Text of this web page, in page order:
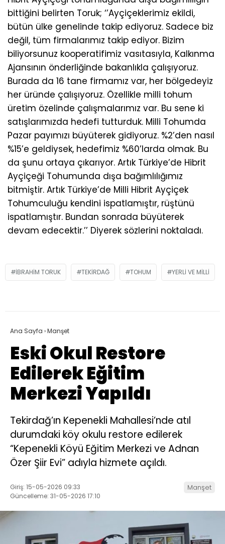
bittiğini belirten Toruk; ‘’Ayçiçeklerimiz ekildi,
bütün ülke genelinde takip ediyoruz. Sadece biz
değil, tüm firmalarımız takip ediyor. Bizim
biliyorsunuz kooperatifimiz vasıtasıyla, Kalkınma
Ajansının önderliğinde bakanlıkla çalışıyoruz.
Burada da 16 tane firmamız var, her bölgedeyiz
her üründe çalışıyoruz. Özellikle milli tohum
üretim özelinde çalışmalarımız var. Bu sene ki
satışlarımızda hedefi tutturduk. Milli Tohumda
Pazar payımızı büyüterek gidiyoruz. %2’den nasıl
%15’e geldiysek, hedefimiz %60’larda olmak. Bu
da şunu ortaya çıkarıyor. Artık Türkiye’de Hibrit
Ayçiçeği Tohumunda dışa bağımlılığımız
bitmiştir. Artık Türkiye’de Milli Hibrit Ayçiçek
Tohumculuğu kendini ispatlamıştır, rüştünü
ispatlamıştır. Bundan sonrada büyüterek
devam edecektir.’’ Diyerek sözlerini noktaladı.
IBRAHIM TORUK TEKIRDAĞ TOHUM YERLI VE MILLI
Ana Sayfa ›Manşet
Eski Okul Restore
Edilerek Eğitim
Merkezi Yapıldı
Tekirdağ’ın Kepenekli Mahallesi’nde atıl
durumdaki köy okulu restore edilerek
“Kepenekli Köyü Eğitim Merkezi ve Adnan
Özer Şiir Evi” adıyla hizmete açıldı.
Giriş: 15-05-2026 09:33
Güncelleme: 31-05-2026 17:10
Manşet